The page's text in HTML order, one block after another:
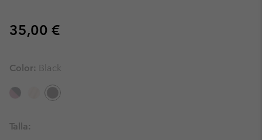
Regular price:
35,00 €
Color: Black
Talla: